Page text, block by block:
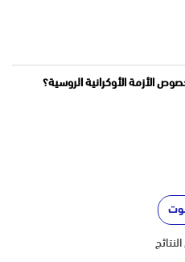
الأزمة الأوكرانية الروسية؟